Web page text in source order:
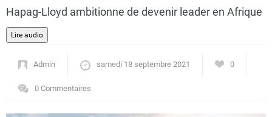
Actualités
Hapag-Lloyd ambitionne de devenir leader en Afrique
Admin samedi 18 septembre 2021 0
0 Commentaires